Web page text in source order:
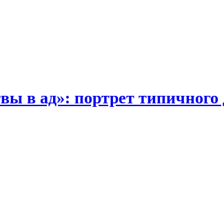
в ад»: портрет типичного